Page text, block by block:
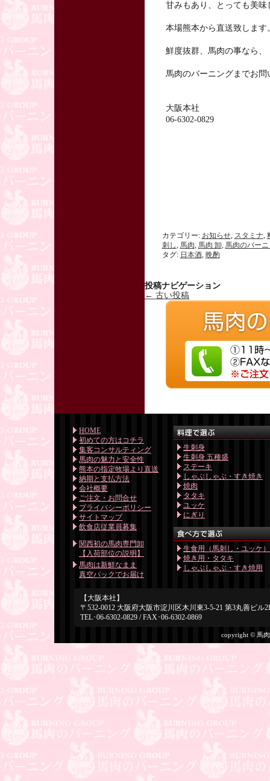
甘みもあり、とっても美味
本場熊本から直送致します
鮮度抜群、馬肉の事なら、
馬肉のバーニングまでお問
大阪本社
06-6302-0829
カテゴリー: お知らせ, スタミナ,
刺し, 馬肉, 馬肉 卸, 馬肉のバー
タグ: 日本酒, 晩酌
投稿ナビゲーション
← 古い投稿
HOME
初めての方はコチラ
集客コンサルティング
馬肉の魅力と安全性
熊本の指定牧場より直送
納期と支払方法
会社概要
ご注文・お問合せ
プライバシーポリシー
サイトマップ
飲食店従業員募集
関西初の馬肉専門卸
【入荷部位の説明】
馬肉は新鮮なまま
真空パックでお届け
生刺身
生刺身 五種盛
ステーキ
しゃぶしゃぶ・すき焼き
焼肉
タタキ
ユッケ
にぎり
生食用（馬刺し・ユッケ）
焼き用・タタキ
しゃぶしゃぶ・すき焼用
【大阪本社】
〒532-0012 大阪府大阪市淀川区木川東3-5-21 第3丸善ビル
TEL･06-6302-0829 / FAX･06-6302-0869
copyright © 馬